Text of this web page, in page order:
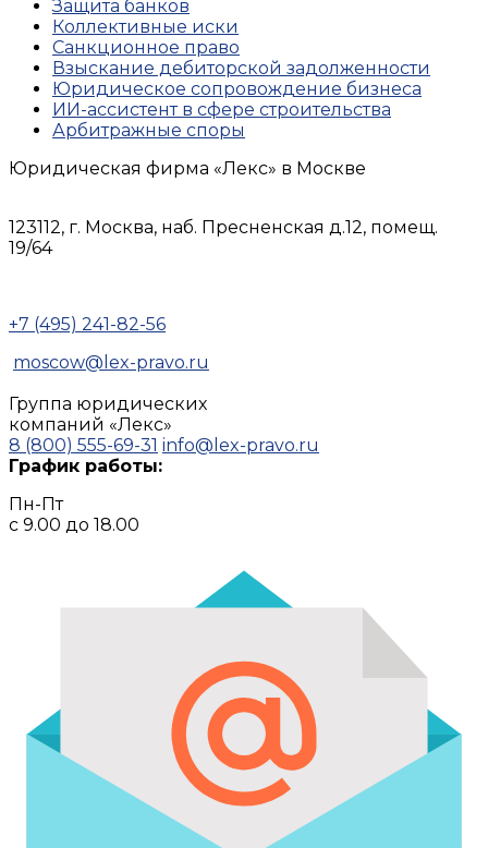
Защита банков
Коллективные иски
Санкционное право
Взыскание дебиторской задолженности
Юридическое сопровождение бизнеса
ИИ-ассистент в сфере строительства
Арбитражные споры
Юридическая фирма «Лекс» в Москве
123112, г. Москва, наб. Пресненская д.12, помещ.
19/64
+7 (495) 241-82-56
moscow@lex-pravo.ru
Группа юридических
компаний «Лекс»
8 (800) 555-69-31 info@lex-pravo.ru
График работы:
Пн-Пт
с 9.00 до 18.00